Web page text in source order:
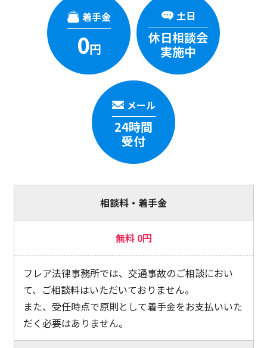
着手金
0円
土日
休日相談会
実施中
メール
24時間
受付
相談料
無料 0円
フレア法律事務所では、交通事故のご相談におい
て、ご相談料はいただいておりません。
また、受任時点で原則として着手金をお支払いいた
だく必要はありません。